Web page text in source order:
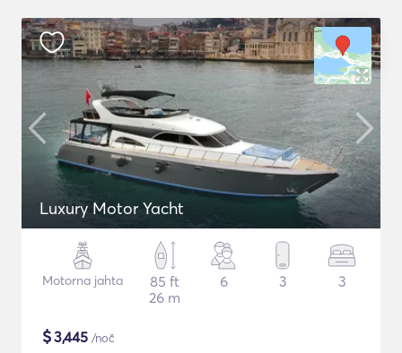
Luxury Motor Yacht
Motorna jahta
85 ft
26 m
6 3 3
$3,445 /noč